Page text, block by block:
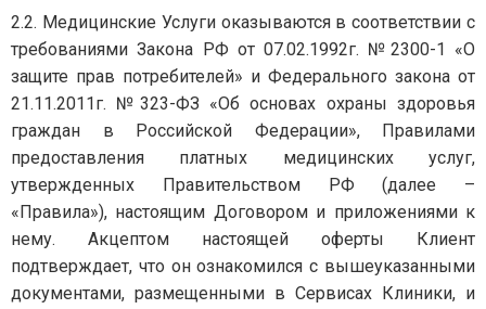
2.2. Медицинские Услуги оказываются в соответствии с
требованиями Закона РФ от 07.02.1992г. №2300-1 «О
защите прав потребителей» и Федерального закона от
21.11.2011г. №323-ФЗ «Об основах охраны здоровья
граждан в Российской Федерации», Правилами
предоставления платных медицинских услуг,
утвержденных Правительством РФ (далее –
«Правила»), настоящим Договором и приложениями к
нему. Акцептом настоящей оферты Клиент
подтверждает, что он ознакомился с вышеуказанными
документами, размещенными в Сервисах Клиники, и